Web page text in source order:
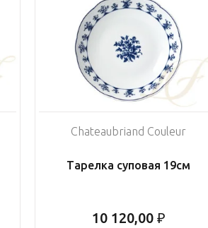
Chateaubriand Couleur
Тарелка суповая 19см
10 120,00 ₽